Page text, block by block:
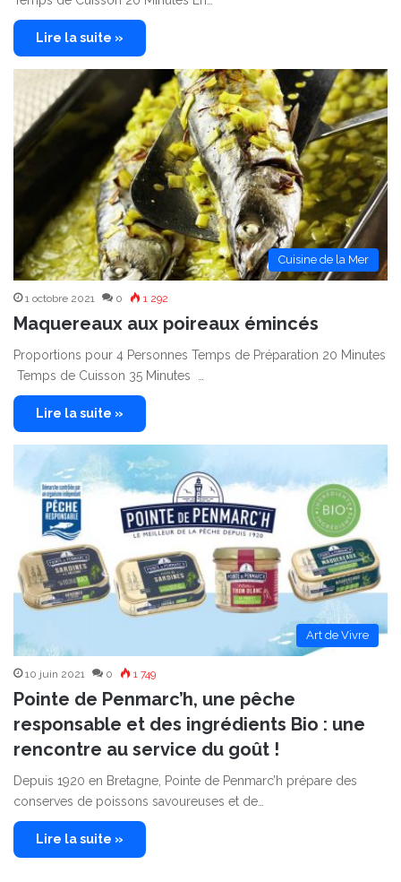
Lire la suite »
Cuisine de la Mer
1 octobre 2021 0 1 292
Maquereaux aux poireaux émincés
Proportions pour 4 Personnes Temps de Préparation 20 Minutes
Temps de Cuisson 35 Minutes …
Lire la suite »
Art de Vivre
10 juin 2021 0 1 749
Pointe de Penmarc’h, une pêche
responsable et des ingrédients Bio : une
rencontre au service du goût !
Depuis 1920 en Bretagne, Pointe de Penmarc’h prépare des
conserves de poissons savoureuses et de…
Lire la suite »